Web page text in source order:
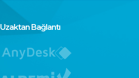
Uzaktan Bağlantı